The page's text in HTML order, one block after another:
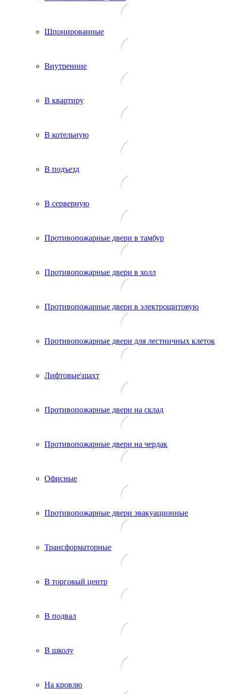
Шпонированные
Внутренние
В квартиру
В котельную
В подъезд
В серверную
Противопожарные двери в тамбур
Противопожарные двери в холл
Противопожарные двери в электрощитовую
Противопожарные двери для лестничных клеток
Лифтовые\шахт
Противопожарные двери на склад
Противопожарные двери на чердак
Офисные
Противопожарные двери эвакуационные
Трансформаторные
В торговый центр
В подвал
В школу
На кровлю